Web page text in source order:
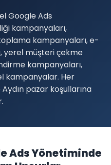
Google Ads
kampanyaları,
kampanyaları, e-
yerel müşteri çekme
kampanyaları,
kampanyalar. Her
pazar koşullarına
Ads Yönetiminde